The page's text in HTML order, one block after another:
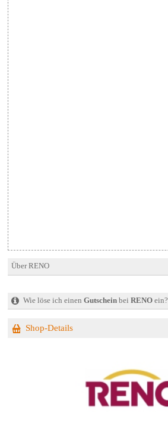
Über RENO
Wie löse ich einen Gutscheinbei RENOein?
Shop-Details